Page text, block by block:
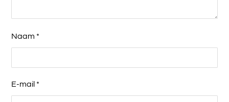
Naam *
E-mail *